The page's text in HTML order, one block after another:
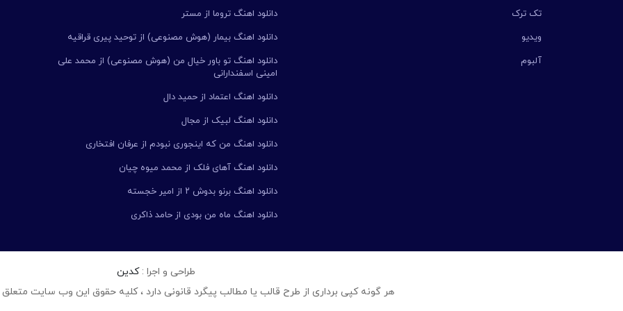
تک ترک
ویدیو
آلبوم
دانلود اهنگ تروما از مستر
دانلود اهنگ بیمار (هوش مصنوعی) از توحید پیری قراقیه
دانلود اهنگ تو باور خیال من (هوش مصنوعی) از محمد علی
امینی اسفندارانی
دانلود اهنگ اعتماد از حمید دال
دانلود اهنگ لبیک از مجال
دانلود اهنگ من که اینجوری نبودم از عرفان افتخاری
دانلود اهنگ آهای فلک از محمد میوه چیان
دانلود اهنگ برنو بدوش ۲ از امیر خجسته
دانلود اهنگ ماه من بودی از حامد ذاکری
طراحی و اجرا :کدین
هر گونه کپی برداری از طرح قالب یا مطالب پیگرد قانونی دارد ، کلیه حقوق این وب سایت